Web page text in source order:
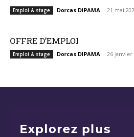
Emploi & stage Dorcas DIPAMA - 21 mai
OFFRE D’EMPLOI
Emploi & stage Dorcas DIPAMA - 26 janvier
Explorez plus